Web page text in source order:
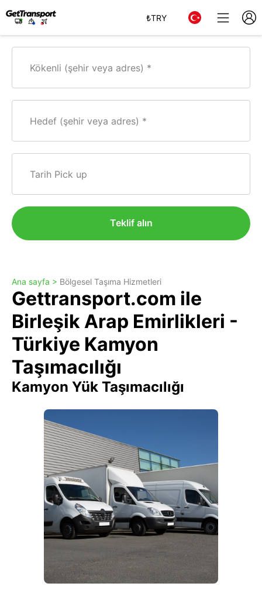
₺TRY
Kökenli (şehir veya adres)
Hedef (şehir veya adres)
Tarih Pick up
Teklif alın
Ana sayfa > Bölgesel Taşıma Hizmetleri
Gettransport.com ile
Birleşik Arap Emirlikleri -
Türkiye Kamyon
Taşımacılığı
Kamyon Yük Taşımacılığı